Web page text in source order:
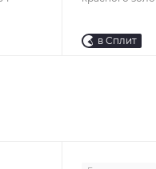
в Сплит